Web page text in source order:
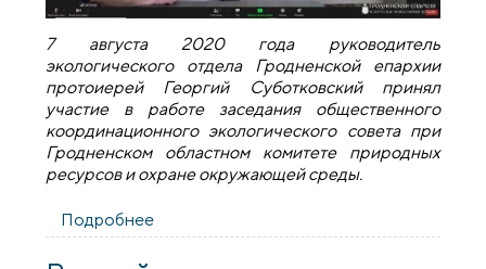
7 августа 2020 года руководитель
экологического отдела Гродненской епархии
протоиерей Георгий Суботковский принял
участие в работе заседания общественного
координационного экологического совета при
Гродненском областном комитете природных
ресурсов и охране окружающей среды.
Подробнее
принял участие в работе заседания